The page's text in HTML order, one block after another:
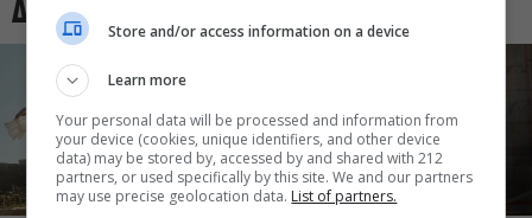
Δες και αυτόStore and/or access information on a device
Learn more
Your personal data will be processed and information from
your device (cookies, unique identifiers, and other device
data) may be stored by, accessed by and shared with 212
partners, or used specifically by this site. We and our partners
may use precise geolocation data. List of partners.